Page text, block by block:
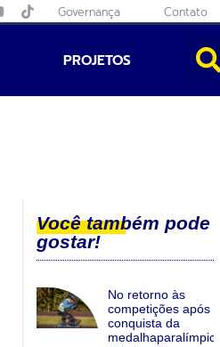
Governança Contato
PROJETOS
Você também pode
gostar!
No retorno às
competições após a
conquista da
medalhaparalímpica,